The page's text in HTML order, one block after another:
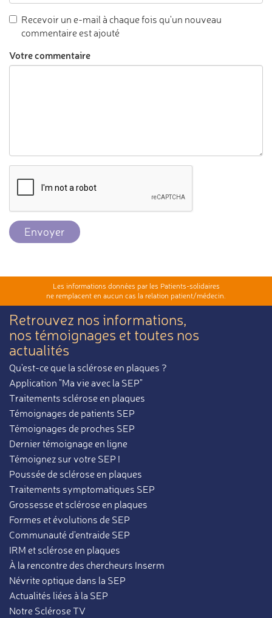
Recevoir un e-mail à chaque fois qu'un nouveau
commentaire est ajouté
Votre commentaire
Envoyer
Les informations données par les Patients-solidaires
ne remplacent en aucun cas la relation patient/médecin.
Retrouvez nos informations,
nos témoignages et toutes nos
actualités
Qu'est-ce que la sclérose en plaques ?
Application "Ma vie avec la SEP"
Traitements sclérose en plaques
Témoignages de patients SEP
Témoignages de proches SEP
Dernier témoignage en ligne
Témoignez sur votre SEP !
Poussée de sclérose en plaques
Traitements symptomatiques SEP
Grossesse et sclérose en plaques
Formes et évolutions de SEP
Communauté d'entraide SEP
IRM et sclérose en plaques
À la rencontre des chercheurs Inserm
Névrite optique dans la SEP
Actualités liées à la SEP
Notre Sclérose TV